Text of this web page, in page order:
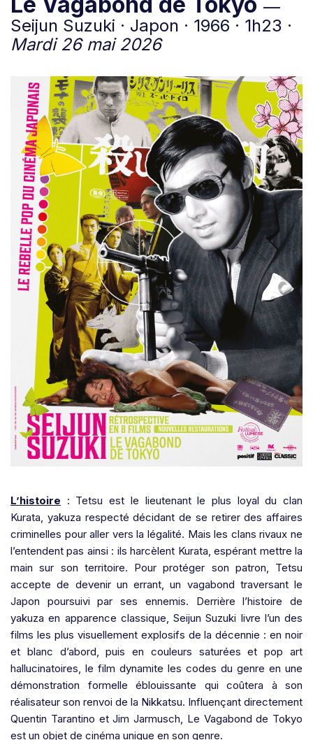
—
Seijun Suzuki · Japon · 1966 · 1h23 ·
Mardi 26 mai 2026
L’histoire : Tetsu est le lieutenant le plus loyal du clan
Kurata, yakuza respecté décidant de se retirer des affaires
criminelles pour aller vers la légalité. Mais les clans rivaux ne
l’entendent pas ainsi : ils harcèlent Kurata, espérant mettre la
main sur son territoire. Pour protéger son patron, Tetsu
accepte de devenir un errant, un vagabond traversant le
Japon poursuivi par ses ennemis. Derrière l’histoire de
yakuza en apparence classique, Seijun Suzuki livre l’un des
films les plus visuellement explosifs de la décennie : en noir
et blanc d’abord, puis en couleurs saturées et pop art
hallucinatoires, le film dynamite les codes du genre en une
démonstration formelle éblouissante qui coûtera à son
réalisateur son renvoi de la Nikkatsu. Influençant directement
Quentin Tarantino et Jim Jarmusch, Le Vagabond de Tokyo
est un objet de cinéma unique en son genre.